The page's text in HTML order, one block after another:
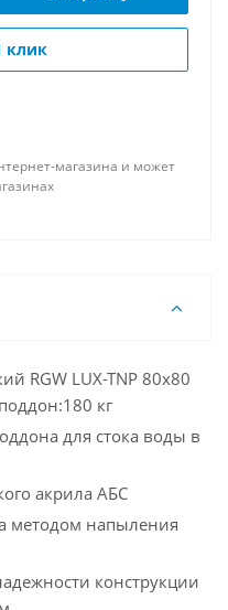
клик
магазина и может
RGW LUX-TNP 80x80
кг
для стока воды в
акрила АБС
методом напыления
конструкции